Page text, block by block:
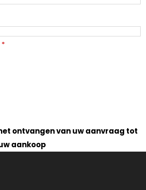
*
ontvangen van uw aanvraag tot
aankoop